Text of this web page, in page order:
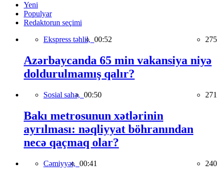
Yeni
Populyar
Redaktorun seçimi
Ekspress təhlil, 00:52 275
Azərbaycanda 65 min vakansiya niyə
doldurulmamış qalır?
Sosial sahə, 00:50 271
Bakı metrosunun xətlərinin
ayrılması: nəqliyyat böhranından
necə qaçmaq olar?
Cəmiyyət, 00:41 240